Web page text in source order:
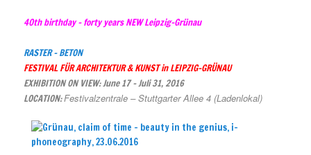
40th birthday– forty years NEWLeipzig-Grünau
RASTER – BETON
FESTIVAL FÜR ARCHITEKTUR & KUNST in LEIPZIG-GRÜNAU
EXHIBITION ON VIEW: June 17 – Juli 31, 2016
LOCATION: Festivalzentrale – Stuttgarter Allee 4 (Ladenlokal)